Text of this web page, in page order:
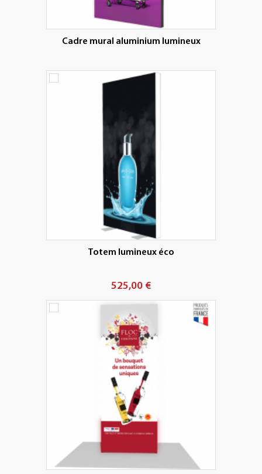
Cadre mural aluminium lumineux
Totem lumineux éco
525,00 €